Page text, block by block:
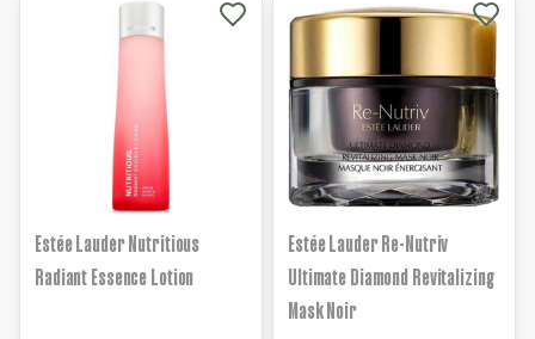
Estée Lauder Nutritious
Radiant Essence Lotion
Estée Lauder Re-Nutriv
Ultimate Diamond Revitalizing
Mask Noir